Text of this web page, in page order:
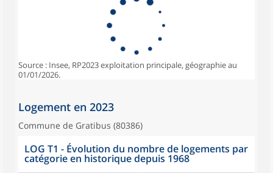
Source : Insee, RP2023 exploitation principale, géographie au
01/01/2026.
Logement en 2023
Commune de Gratibus (80386)
LOG T1 - Évolution du nombre de logements par
catégorie en historique depuis 1968